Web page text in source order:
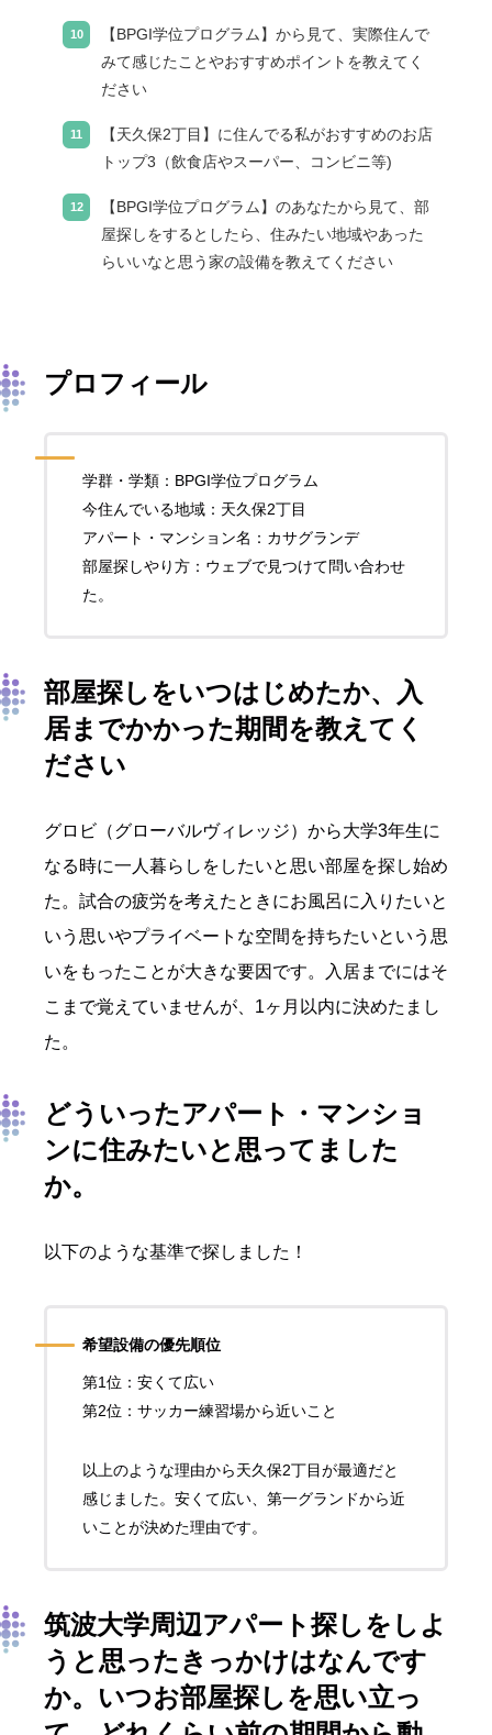
【BPGI学位プログラム】から見て、実際住んで
みて感じたことやおすすめポイントを教えてく
ださい
【天久保2丁目】に住んでる私がおすすめのお店
トップ3（飲食店やスーパー、コンビニ等)
【BPGI学位プログラム】のあなたから見て、部
屋探しをするとしたら、住みたい地域やあった
らいいなと思う家の設備を教えてください
プロフィール
学群・学類：BPGI学位プログラム
今住んでいる地域：天久保2丁目
アパート・マンション名：カサグランデ
部屋探しやり方：ウェブで見つけて問い合わせ
た。
部屋探しをいつはじめたか、入
居までかかった期間を教えてく
ださい
グロビ（グローバルヴィレッジ）から大学3年生に
なる時に一人暮らしをしたいと思い部屋を探し始め
た。試合の疲労を考えたときにお風呂に入りたいと
いう思いやプライベートな空間を持ちたいという思
いをもったことが大きな要因です。入居までにはそ
こまで覚えていませんが、1ヶ月以内に決めたまし
た。
どういったアパート・マンショ
ンに住みたいと思ってました
か。
以下のような基準で探しました！
希望設備の優先順位
第1位：安くて広い
第2位：サッカー練習場から近いこと
以上のような理由から天久保2丁目が最適だと
感じました。安くて広い、第一グランドから近
いことが決めた理由です。
筑波大学周辺アパート探しをしよ
うと思ったきっかけはなんです
か。いつお部屋探しを思い立っ